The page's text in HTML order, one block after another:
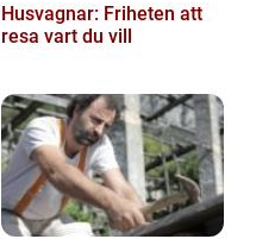
Husvagnar: Friheten att
resa vart du vill